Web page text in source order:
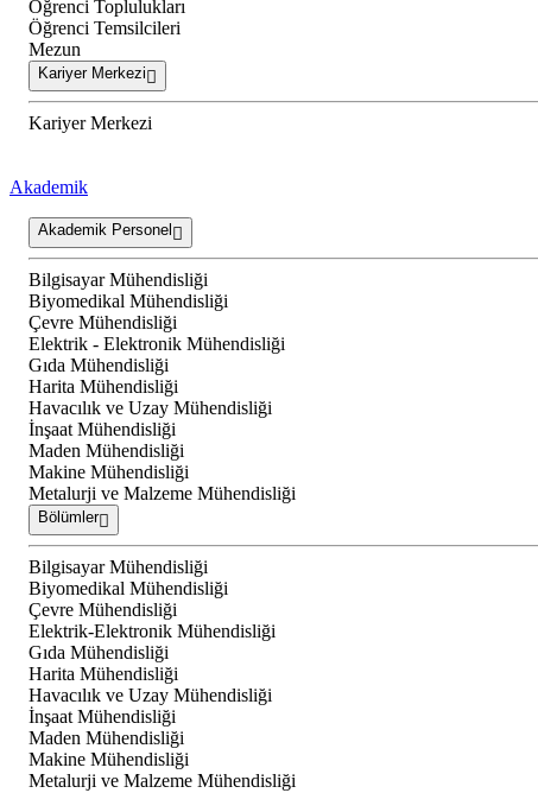
Öğrenci Toplulukları
Öğrenci Temsilcileri
Mezun
Kariyer Merkezi
Kariyer Merkezi
Akademik
Akademik Personel
Bilgisayar Mühendisliği
Biyomedikal Mühendisliği
Çevre Mühendisliği
Elektrik - Elektronik Mühendisliği
Gıda Mühendisliği
Harita Mühendisliği
Havacılık ve Uzay Mühendisliği
İnşaat Mühendisliği
Maden Mühendisliği
Makine Mühendisliği
Metalurji ve Malzeme Mühendisliği
Bölümler
Bilgisayar Mühendisliği
Biyomedikal Mühendisliği
Çevre Mühendisliği
Elektrik-Elektronik Mühendisliği
Gıda Mühendisliği
Harita Mühendisliği
Havacılık ve Uzay Mühendisliği
İnşaat Mühendisliği
Maden Mühendisliği
Makine Mühendisliği
Metalurji ve Malzeme Mühendisliği